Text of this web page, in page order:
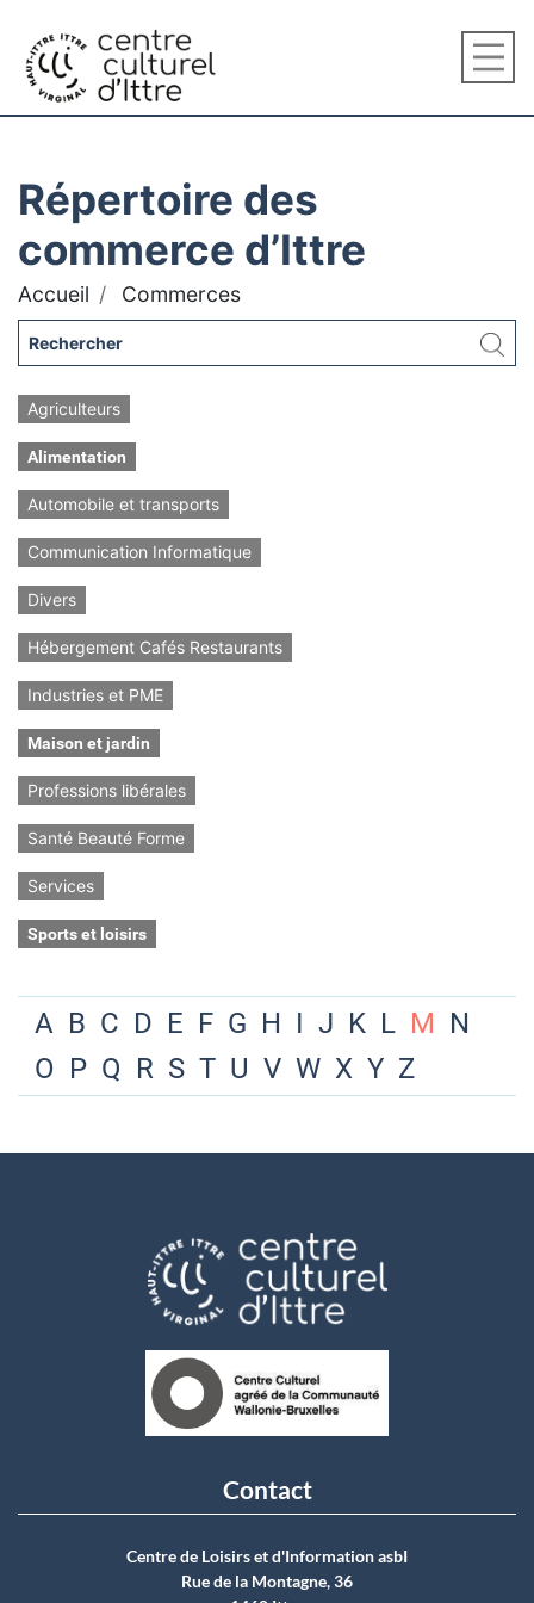
Répertoire des
commerce d’Ittre
Accueil Commerces
Agriculteurs
Alimentation
Automobile et transports
Communication Informatique
Divers
Hébergement Cafés Restaurants
Industries et PME
Maison et jardin
Professions libérales
Santé Beauté Forme
Services
Sports et loisirs
A B C D E F G H I J K L M N
O P Q R S T U V W X Y Z
Contact
Centre de Loisirs et d'Information asbI
Rue de la Montagne, 36